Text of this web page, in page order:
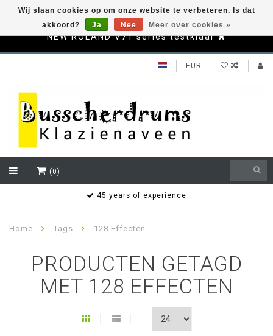
NEW ROLAND V71 series testklaar
EUR
(0)
45 years of experience
Home Tags 128 Effecten
PRODUCTEN GETAGD
MET 128 EFFECTEN
Wij slaan cookies op om onze website te verbeteren. Is dat
akkoord?
Ja Nee Meer over cookies »